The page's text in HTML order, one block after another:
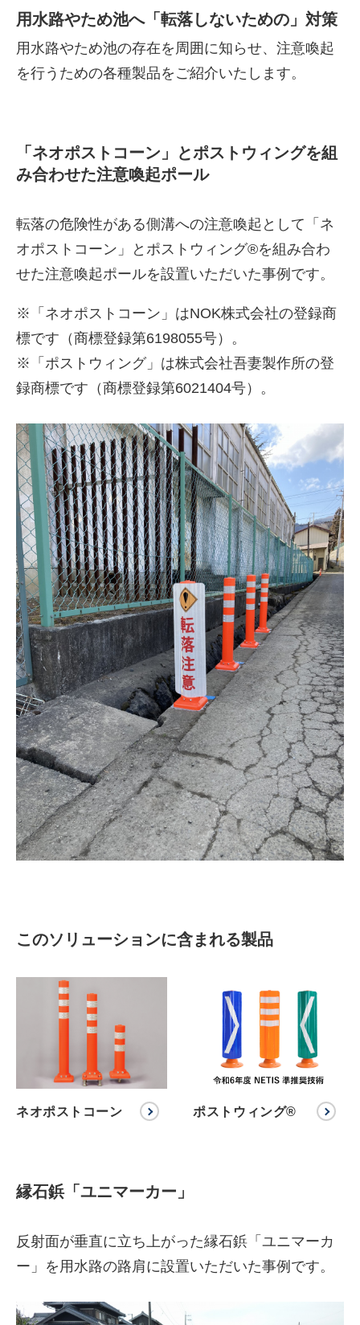
用水路やため池へ「転落しないための」対策
用水路やため池の存在を周囲に知らせ、注意喚起
を行うための各種製品をご紹介いたします。
「ネオポストコーン」とポストウィングを組
み合わせた注意喚起ポール
転落の危険性がある側溝への注意喚起として「ネ
オポストコーン」とポストウィング®を組み合わ
せた注意喚起ポールを設置いただいた事例です。
※「ネオポストコーン」はNOK株式会社の登録商
標です（商標登録第6198055号）。
※「ポストウィング」は株式会社吾妻製作所の登
録商標です（商標登録第6021404号）。
このソリューションに含まれる製品
ネオポストコーン ポストウィング®
縁石鋲「ユニマーカー」
反射面が垂直に立ち上がった縁石鋲「ユニマーカ
ー」を用水路の路肩に設置いただいた事例です。